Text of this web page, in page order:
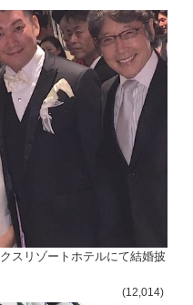
スリゾートホテルにて結婚披
(12,014)